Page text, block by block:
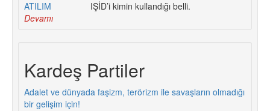
IŞİD’i kimin kullandığı belli.
Devamı
Kardeş Partiler
Adalet ve dünyada faşizm, terörizm ile savaşların olmadığı
bir gelişim için!